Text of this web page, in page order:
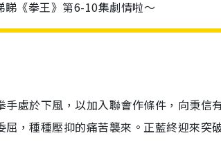
《拳王》第6-10集劇情啦～
處於下風，以加入聯會作條件，向秉信
種種壓抑的痛苦襲來。正藍終迎來突